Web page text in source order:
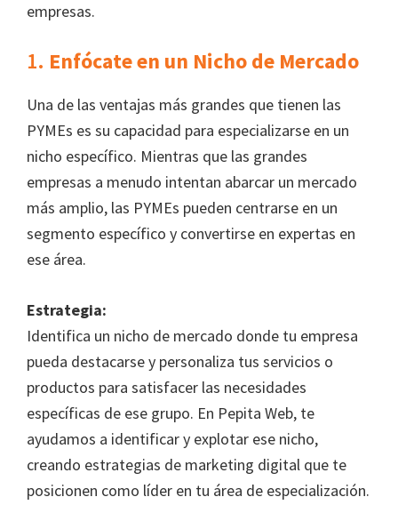
empresas.
1. Enfócate en un Nicho de Mercado
Una de las ventajas más grandes que tienen las
PYMEs es su capacidad para especializarse en un
nicho específico. Mientras que las grandes
empresas a menudo intentan abarcar un mercado
más amplio, las PYMEs pueden centrarse en un
segmento específico y convertirse en expertas en
ese área.
Estrategia:
Identifica un nicho de mercado donde tu empresa
pueda destacarse y personaliza tus servicios o
productos para satisfacer las necesidades
específicas de ese grupo. En Pepita Web, te
ayudamos a identificar y explotar ese nicho,
creando estrategias de marketing digital que te
posicionen como líder en tu área de especialización.